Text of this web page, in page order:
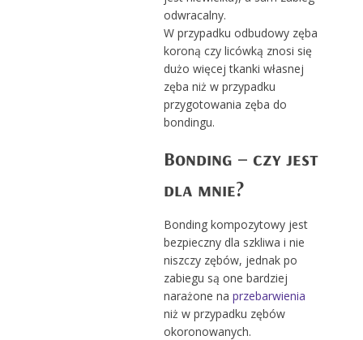
odwracalny.
W przypadku odbudowy zęba
koroną czy licówką znosi się
dużo więcej tkanki własnej
zęba niż w przypadku
przygotowania zęba do
bondingu.
Bonding – czy jest
dla mnie?
Bonding kompozytowy jest
bezpieczny dla szkliwa i nie
niszczy zębów, jednak po
zabiegu są one bardziej
narażone na przebarwienia
niż w przypadku zębów
okoronowanych.